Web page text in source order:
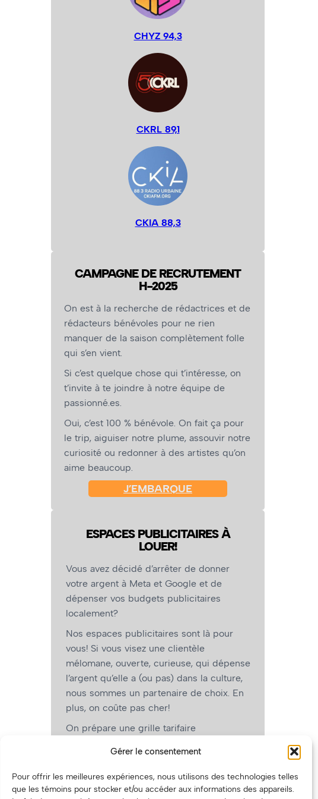
Gérer le consentement
Pour offrir les meilleures expériences, nous utilisons des technologies telles
que les témoins pour stocker et/ou accéder aux informations des appareils.
CHYZ 94,3
CKRL 89,1
CKIA 88,3
CAMPAGNE DE RECRUTEMENT
H-2025
On est à la recherche de rédactrices et de
rédacteurs bénévoles pour ne rien
manquer de la saison complètement folle
qui s’en vient.
Si c’est quelque chose qui t’intéresse, on
t’invite à te joindre à notre équipe de
passionné.es.
Oui, c’est 100 % bénévole. On fait ça pour
le trip, aiguiser notre plume, assouvir notre
curiosité ou redonner à des artistes qu’on
aime beaucoup.
J’EMBARQUE
ESPACES PUBLICITAIRES À
LOUER!
Vous avez décidé d’arrêter de donner
votre argent à Meta et Google et de
dépenser vos budgets publicitaires
localement?
Nos espaces publicitaires sont là pour
vous! Si vous visez une clientèle
mélomane, ouverte, curieuse, qui dépense
l’argent qu’elle a (ou pas) dans la culture,
nous sommes un partenaire de choix. En
plus, on coûte pas cher!
On prépare une grille tarifaire
vous, les artistes!)